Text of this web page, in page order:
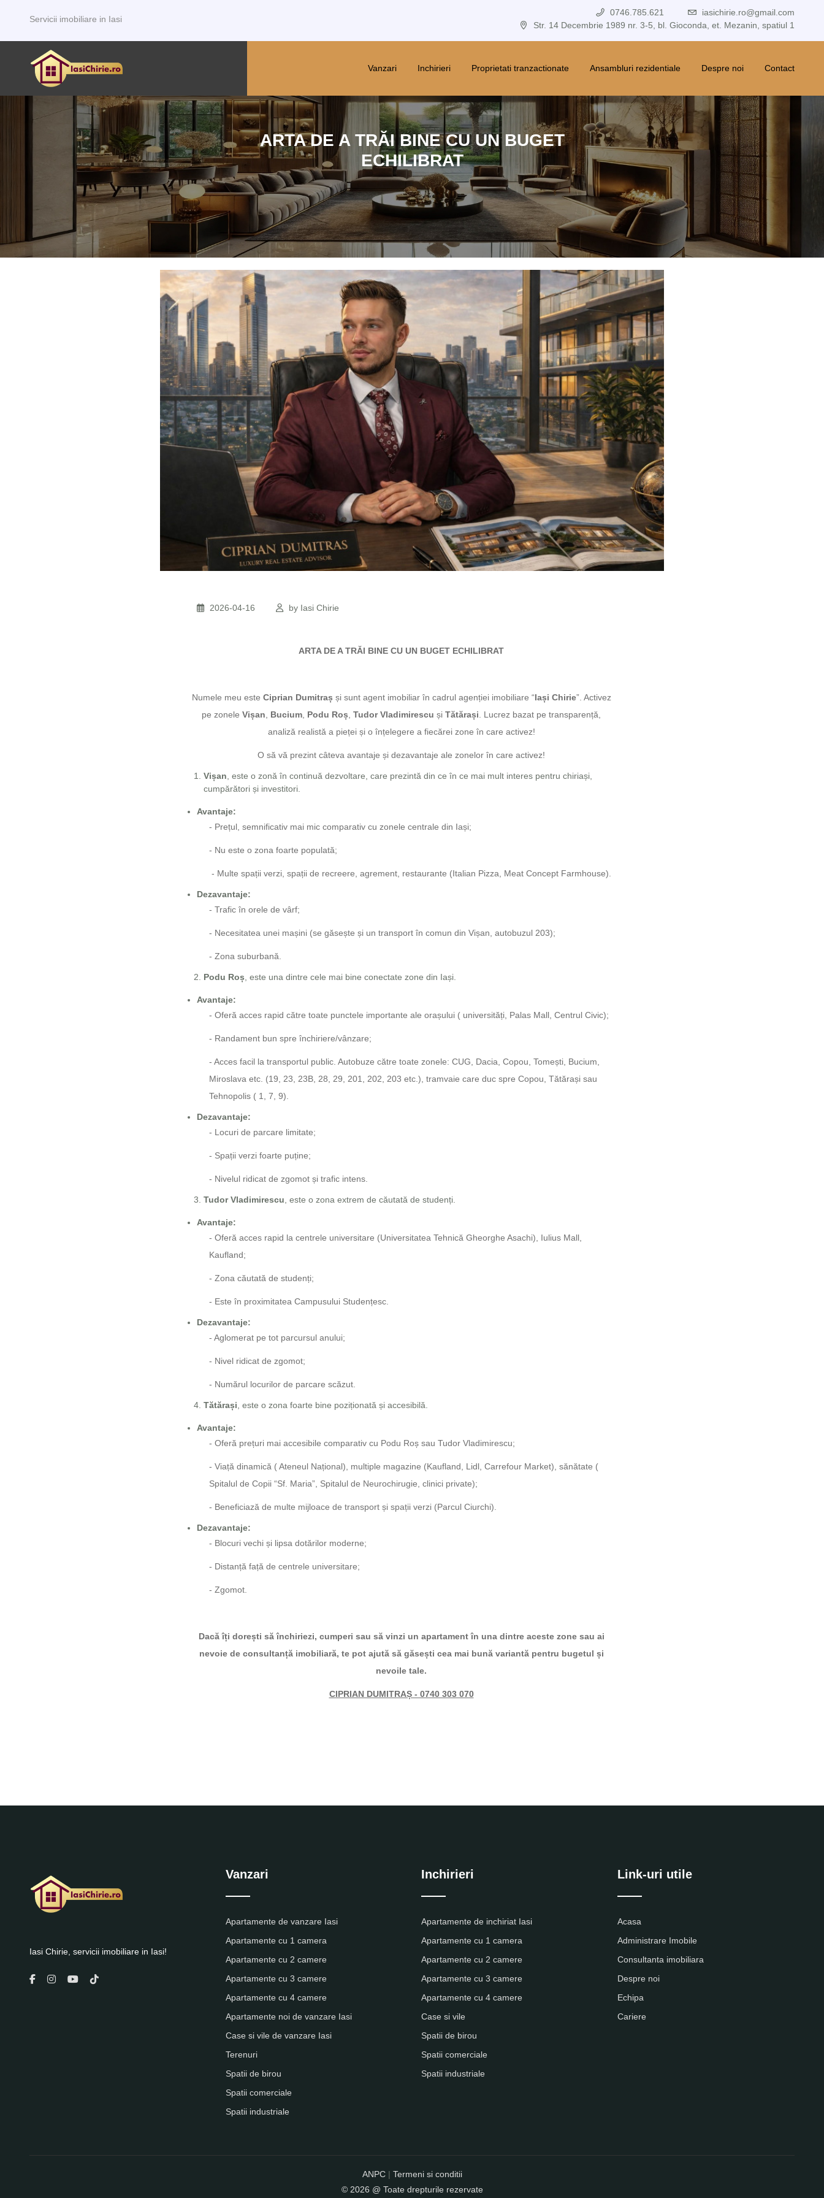
Servicii imobiliare in Iasi
0746.785.621
iasichirie.ro@gmail.com
Str. 14 Decembrie 1989 nr. 3-5, bl. Gioconda, et. Mezanin, spatiul 1
Vanzari Inchirieri Proprietati tranzactionate Ansambluri rezidentiale Despre noi Contact
ARTA DE A TRĂI BINE CU UN BUGET
ECHILIBRAT
2026-04-16 by Iasi Chirie
ARTA DE A TRĂI BINE CU UN BUGET ECHILIBRAT
Numele meu este Ciprian Dumitraș și sunt agent imobiliar în cadrul agenției imobiliare “Iași Chirie”. Activez
pe zonele Vișan Bucium Podu Roș Tudor Vladimirescu și Tătărași . Lucrez bazat pe transparență,
analiză realistă a pieței și o înțelegere a fiecărei zone în care activez!
O să vă prezint câteva avantaje și dezavantaje ale zonelor în care activez!
Vișan , este o zonă în continuă dezvoltare, care prezintă din ce în ce mai mult interes pentru chiriași,
cumpărători și investitori.
Avantaje:
- Prețul, semnificativ mai mic comparativ cu zonele centrale din Iași;
- Nu este o zona foarte populată;
- Multe spații verzi, spații de recreere, agrement, restaurante (Italian Pizza, Meat Concept Farmhouse).
Dezavantaje:
- Trafic în orele de vârf;
- Necesitatea unei mașini (se găsește și un transport în comun din Vișan, autobuzul 203);
- Zona suburbană.
Podu Roș , este una dintre cele mai bine conectate zone din Iași.
Avantaje:
- Oferă acces rapid către toate punctele importante ale orașului ( universități, Palas Mall, Centrul Civic);
- Randament bun spre închiriere/vânzare;
- Acces facil la transportul public. Autobuze către toate zonele: CUG, Dacia, Copou, Tomești, Bucium,
Miroslava etc. (19, 23, 23B, 28, 29, 201, 202, 203 etc.), tramvaie care duc spre Copou, Tătărași sau
Tehnopolis ( 1, 7, 9).
Dezavantaje:
- Locuri de parcare limitate;
- Spații verzi foarte puține;
- Nivelul ridicat de zgomot și trafic intens.
Tudor Vladimirescu , este o zona extrem de căutată de studenți.
Avantaje:
- Oferă acces rapid la centrele universitare (Universitatea Tehnică Gheorghe Asachi), Iulius Mall,
Kaufland;
- Zona căutată de studenți;
- Este în proximitatea Campusului Studențesc.
Dezavantaje:
- Aglomerat pe tot parcursul anului;
- Nivel ridicat de zgomot;
- Numărul locurilor de parcare scăzut.
Tătărași , este o zona foarte bine poziționată și accesibilă.
Avantaje:
- Oferă prețuri mai accesibile comparativ cu Podu Roș sau Tudor Vladimirescu;
- Viață dinamică ( Ateneul Național), multiple magazine (Kaufland, Lidl, Carrefour Market), sănătate (
Spitalul de Copii “Sf. Maria”, Spitalul de Neurochirugie, clinici private);
- Beneficiază de multe mijloace de transport și spații verzi (Parcul Ciurchi).
Dezavantaje:
- Blocuri vechi și lipsa dotărilor moderne;
- Distanță față de centrele universitare;
- Zgomot.
Dacă îți dorești să închiriezi, cumperi sau să vinzi un apartament în una dintre aceste zone sau ai
nevoie de consultanță imobiliară, te pot ajută să găsești cea mai bună variantă pentru bugetul și
nevoile tale.
CIPRIAN DUMITRAȘ - 0740 303 070
Iasi Chirie, servicii imobiliare in Iasi!
Vanzari
Apartamente de vanzare Iasi
Apartamente cu 1 camera
Apartamente cu 2 camere
Apartamente cu 3 camere
Apartamente cu 4 camere
Apartamente noi de vanzare Iasi
Case si vile de vanzare Iasi
Terenuri
Spatii de birou
Spatii comerciale
Spatii industriale
Inchirieri
Apartamente de inchiriat Iasi
Apartamente cu 1 camera
Apartamente cu 2 camere
Apartamente cu 3 camere
Apartamente cu 4 camere
Case si vile
Spatii de birou
Spatii comerciale
Spatii industriale
Link-uri utile
Acasa
Administrare Imobile
Consultanta imobiliara
Despre noi
Echipa
Cariere
ANPC| Termeni si conditii
© 2026 @ Toate drepturile rezervate